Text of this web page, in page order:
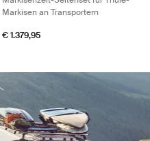
Markisen an Transportern
€ 1.379,95